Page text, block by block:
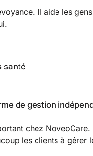
Il aide les
santé
de gestion
chez
les clients à gérer